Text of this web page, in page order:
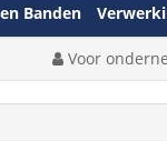
Banden
Voor